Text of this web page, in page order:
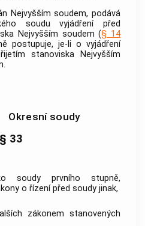
Nejvyšším soudem, podává
soudu vyjádření před
Nejvyšším soudem (§ 14
postupuje, je-li o vyjádření
stanoviska Nejvyšším
Okresní soudy
§ 33
soudy prvního stupně,
o řízení před soudy jinak,
zákonem stanovených